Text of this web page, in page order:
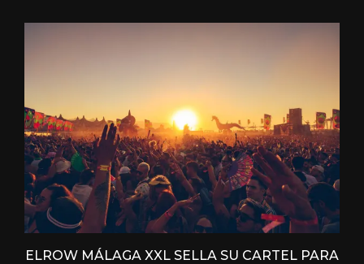
ELROW MÁLAGA XXL SELLA SU CARTEL PARA